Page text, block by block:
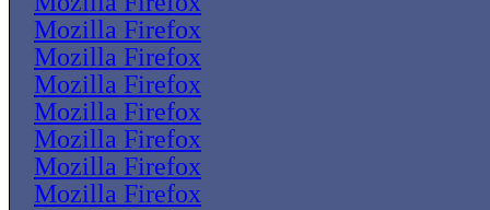
Mozilla Firefox
Mozilla Firefox
Mozilla Firefox
Mozilla Firefox
Mozilla Firefox
Mozilla Firefox
Mozilla Firefox